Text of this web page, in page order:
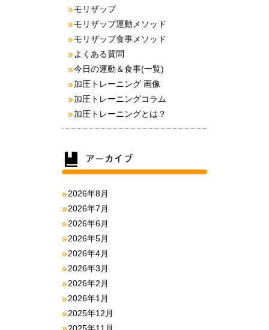
モリザップ
モリザップ運動メソッド
モリザップ食事メソッド
よくある質問
今日の運動＆食事(一覧)
加圧トレーニング 画像
加圧トレーニングコラム
加圧トレーニングとは？
2026年8月
2026年7月
2026年6月
2026年5月
2026年4月
2026年3月
2026年2月
2026年1月
2025年12月